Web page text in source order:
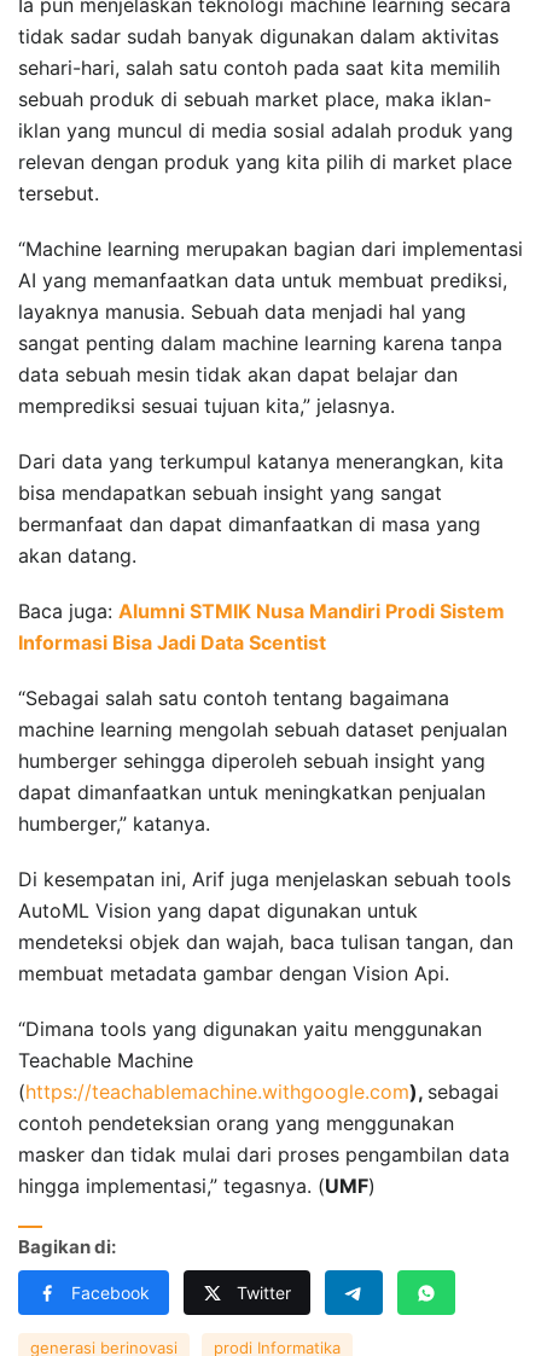
tidak sadar sudah banyak digunakan dalam aktivitas
sehari-hari, salah satu contoh pada saat kita memilih
sebuah produk di sebuah market place, maka iklan-
iklan yang muncul di media sosial adalah produk yang
relevan dengan produk yang kita pilih di market place
tersebut.
“Machine learning merupakan bagian dari implementasi
AI yang memanfaatkan data untuk membuat prediksi,
layaknya manusia. Sebuah data menjadi hal yang
sangat penting dalam machine learning karena tanpa
data sebuah mesin tidak akan dapat belajar dan
memprediksi sesuai tujuan kita,” jelasnya.
Dari data yang terkumpul katanya menerangkan, kita
bisa mendapatkan sebuah insight yang sangat
bermanfaat dan dapat dimanfaatkan di masa yang
akan datang.
Baca juga: Alumni STMIK Nusa Mandiri Prodi Sistem
Informasi Bisa Jadi Data Scentist
“Sebagai salah satu contoh tentang bagaimana
machine learning mengolah sebuah dataset penjualan
humberger sehingga diperoleh sebuah insight yang
dapat dimanfaatkan untuk meningkatkan penjualan
humberger,” katanya.
Di kesempatan ini, Arif juga menjelaskan sebuah tools
AutoML Vision yang dapat digunakan untuk
mendeteksi objek dan wajah, baca tulisan tangan, dan
membuat metadata gambar dengan Vision Api.
“Dimana tools yang digunakan yaitu menggunakan
Teachable Machine
(https://teachablemachine.withgoogle.com), sebagai
contoh pendeteksian orang yang menggunakan
masker dan tidak mulai dari proses pengambilan data
hingga implementasi,” tegasnya. (UMF)
Bagikan di:
Facebook Twitter
generasi berinovasi prodi Informatika